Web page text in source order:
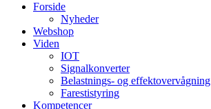
Forside
Nyheder
Webshop
Viden
IOT
Signalkonverter
Belastnings- og effektovervågning
Farestistyring
Kompetencer